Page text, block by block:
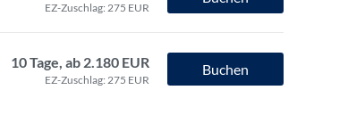
EZ-Zuschlag: 275 EUR
10 Tage, ab 2.180 EUR
EZ-Zuschlag: 275 EUR
Buchen